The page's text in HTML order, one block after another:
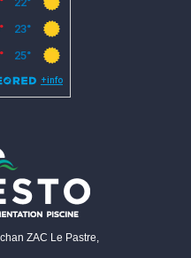
ZAC Le Pastre,